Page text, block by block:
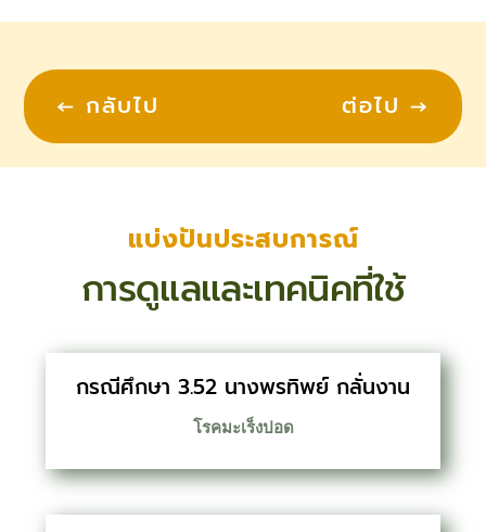
← กลับไป ต่อไป →
แบ่งปันประสบการณ์
การดูแลและเทคนิคที่ใช้
กรณีศึกษา 3.52 นางพรทิพย์ กลั่นงาน
โรคมะเร็งปอด